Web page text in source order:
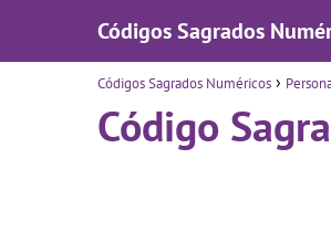
Códigos Sagrados
Códigos Sagrados Numéricos
Código